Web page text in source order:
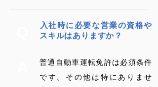
​入社時に必要な営業の資格や
スキルはありますか？
普通自動車運転免許は必須条件
です。その他は特にありませ